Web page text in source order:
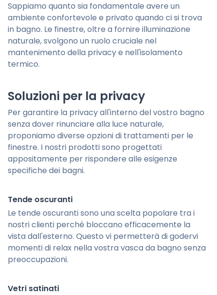
Sappiamo quanto sia fondamentale avere un
ambiente confortevole e privato quando ci si trova
in bagno. Le finestre, oltre a fornire illuminazione
naturale, svolgono un ruolo cruciale nel
mantenimento della privacy e nell'isolamento
termico.
Soluzioni per la privacy
Per garantire la privacy all'interno del vostro bagno
senza dover rinunciare alla luce naturale,
proponiamo diverse opzioni di trattamenti per le
finestre. I nostri prodotti sono progettati
appositamente per rispondere alle esigenze
specifiche dei bagni.
Tende oscuranti
Le tende oscuranti sono una scelta popolare tra i
nostri clienti perché bloccano efficacemente la
vista dall'esterno. Questo vi permetterà di godervi
momenti di relax nella vostra vasca da bagno senza
preoccupazioni.
Vetri satinati